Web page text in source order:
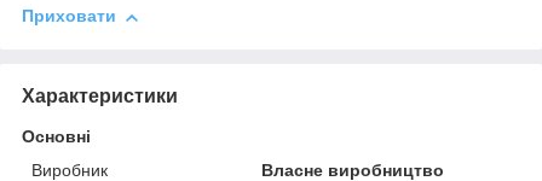
Приховати
Характеристики
Основні
Виробник
Власне виробництво